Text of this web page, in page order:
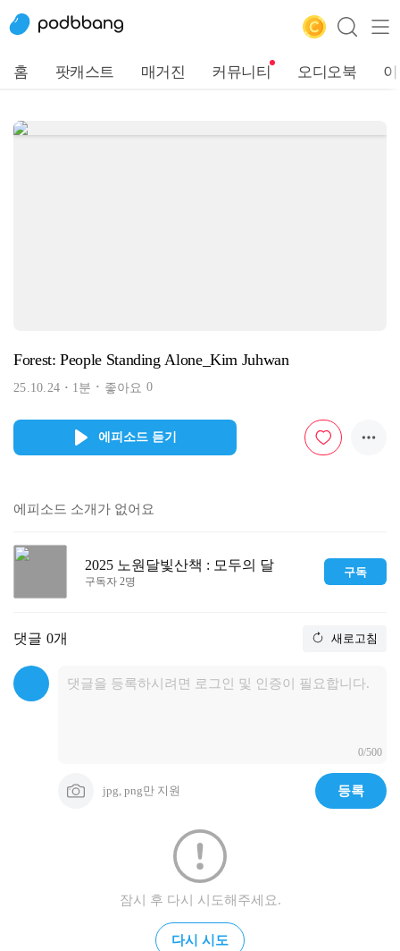
홈 팟캐스트 매거진 커뮤니티 오디오북
Forest: People Standing Alone_Kim Juhwan
25.10.24 1분 좋아요 0
에피소드 듣기
에피소드 소개가 없어요
2025 노원달빛산책 : 모두의 달
구독자 2명
구독
댓글 0개 새로고침
0/500
jpg, png만 지원 등록
잠시 후 다시 시도해주세요.
다시 시도